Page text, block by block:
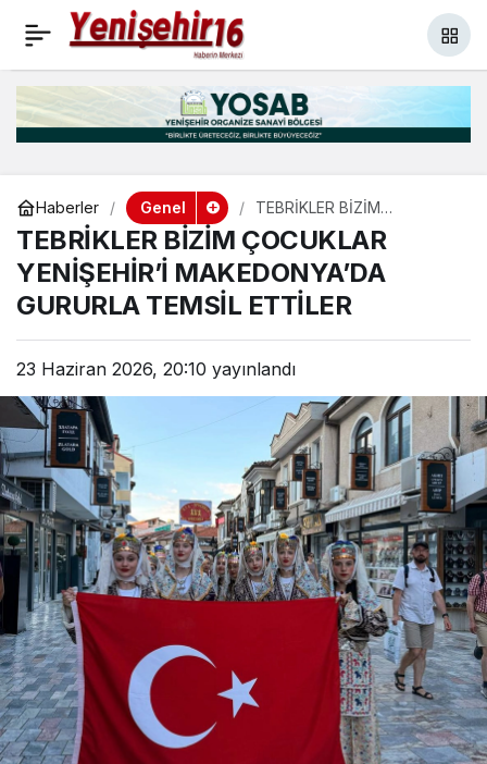
Haberler Genel
TEBRİKLER BİZİM
MAKEDONYA’DA GURURLA
TEMSİL ETTİLER
TEBRİKLER BİZİM ÇOCUKLAR
YENİŞEHİR’İ MAKEDONYA’DA
GURURLA TEMSİL ETTİLER
23 Haziran 2026, 20:10 yayınlandı
Arpa fiyatlarında düşüş
üreticisini üzdü
Paylaş